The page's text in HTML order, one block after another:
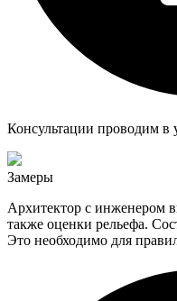
Консультации проводим в
Замеры
Архитектор с инженером
также оценки рельефа.
Это необходимо для